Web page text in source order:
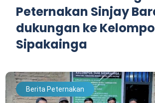
Peternakan Sinjay
dukungan ke
Sipakainga
Berita Peternakan